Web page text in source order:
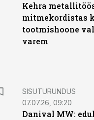
Kehra
mitmekordistas
tootmishoone
varem
ST
SISUTURUNDUS
07.07.26, 09:20
Danival MW: